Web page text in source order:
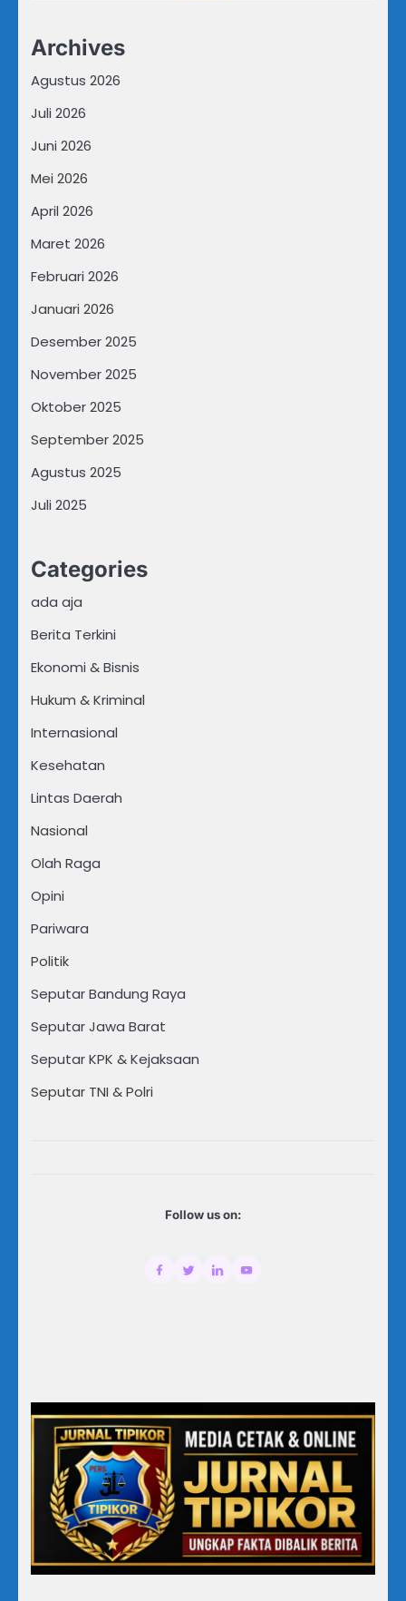
Archives
Agustus 2026
Juli 2026
Juni 2026
Mei 2026
April 2026
Maret 2026
Februari 2026
Januari 2026
Desember 2025
November 2025
Oktober 2025
September 2025
Agustus 2025
Juli 2025
Categories
ada aja
Berita Terkini
Ekonomi & Bisnis
Hukum & Kriminal
Internasional
Kesehatan
Lintas Daerah
Nasional
Olah Raga
Opini
Pariwara
Politik
Seputar Bandung Raya
Seputar Jawa Barat
Seputar KPK & Kejaksaan
Seputar TNI & Polri
Follow us on: